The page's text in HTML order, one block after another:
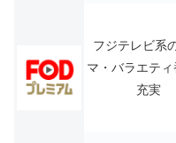
フジテレビ系
マ・バラエテ
充実